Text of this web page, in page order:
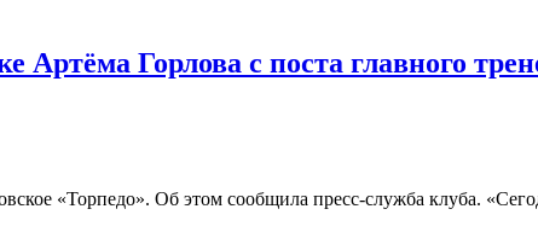
Артёма Горлова с поста главного
«Торпедо». Об этом сообщила пресс-служба клуба.